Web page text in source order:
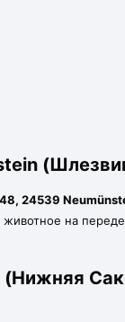
24539
животное на
(Нижняя